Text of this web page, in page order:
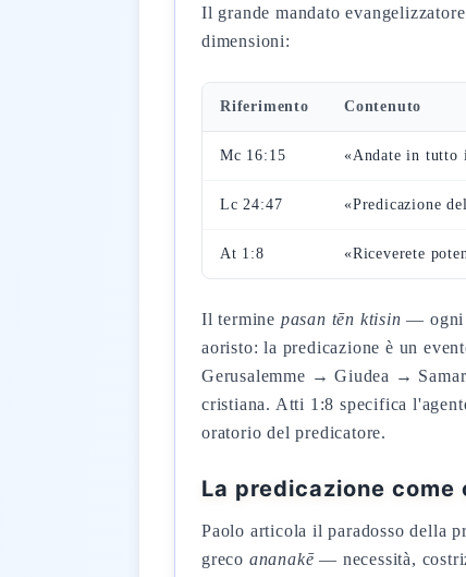
Il grande mandato
dimensioni:
Riferimento Contenuto
Mc 16:15 «Andate in tutto
Lc 24:47 «Predicazione
At 1:8 «Riceverete
Il termine pasan tēn ktisin — ogni
aoristo: la predicazione è un
Gerusalemme → Giudea →
cristiana. Atti 1:8 specifica
oratorio del predicatore.
La predicazione
Paolo articola il paradosso della
greco ananakē— necessità,